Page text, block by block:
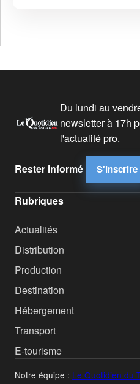
Du lundi au
newsletter à 17h
l'actualité pro.
Rester informé S'inscrire
Rubriques
Actualités
Distribution
Production
Destination
Hébergement
Transport
E-tourisme
Notre équipe : Le Quotidien du